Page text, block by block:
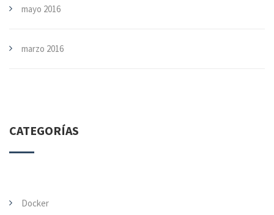
mayo 2016
marzo 2016
CATEGORÍAS
Docker